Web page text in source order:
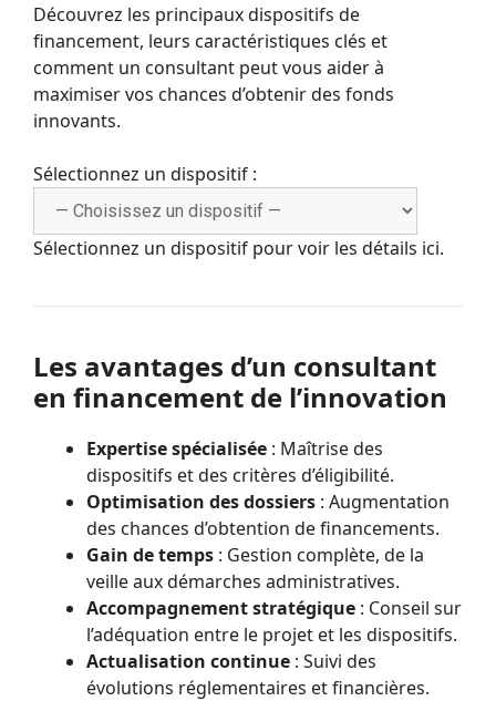
Découvrez les principaux dispositifs de
financement, leurs caractéristiques clés et
comment un consultant peut vous aider à
maximiser vos chances d’obtenir des fonds
innovants.
Sélectionnez un dispositif :
Sélectionnez un dispositif pour voir les détails ici.
Les avantages d’un consultant
en financement de l’innovation
Expertise spécialisée : Maîtrise des
dispositifs et des critères d’éligibilité.
Optimisation des dossiers : Augmentation
des chances d’obtention de financements.
Gain de temps : Gestion complète, de la
veille aux démarches administratives.
Accompagnement stratégique : Conseil sur
l’adéquation entre le projet et les dispositifs.
Actualisation continue : Suivi des
évolutions réglementaires et financières.